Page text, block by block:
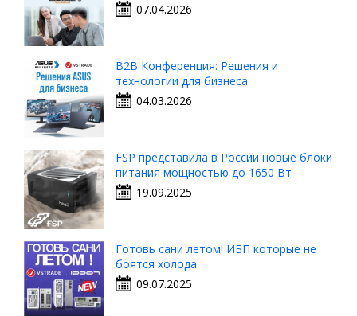
07.04.2026
B2B Конференция: Решения и
технологии для бизнеса
04.03.2026
FSP представила в России новые блоки
питания мощностью до 1650 Вт
19.09.2025
Готовь сани летом! ИБП которые не
боятся холода
09.07.2025